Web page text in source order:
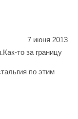
7 июня 2013
то за границу
по этим